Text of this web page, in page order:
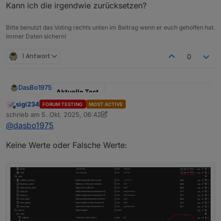
Kann ich die irgendwie zurücksetzen?
Bitte benutzt das Voting rechts unten im Beitrag wenn er euch geholfen hat.
Immer Daten sichern!
1 Antwort 0
DasBo1975
Aktuelle Test
Version
1.4.1
Veröffentlichu
Github Link
https://github.com/DasBo1975/i
Der AdapterioBroker.poolcontrol
dient zur
Steuerung und Überwachung von Poolanlagen.
Zu den Funktionen gehören:
Pumpensteuerung (Automatik, Manuell,
Zeitsteuerung, Aus) inkl. Frost- und
Changelog (Auszug)
Online
sigi234 FORUM TESTING MOST ACTIVE
schrieb am 5. Okt. 2025, 06:42
zuletzt editiert von sigi23410. Mai 2025, 08:56
@dasbo1975
Keine Werte oder Falsche Werte: